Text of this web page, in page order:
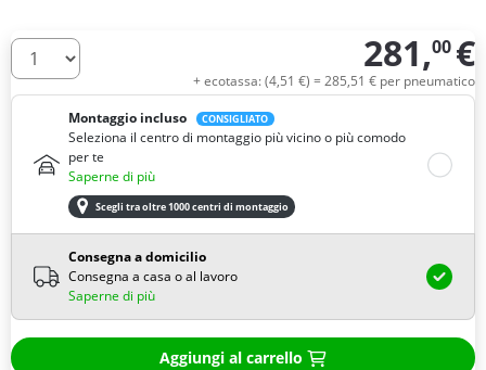
Quantità 281,00 €
+ ecotassa: (4,51 €) = 285,51 € per pneumatico
Montaggio incluso
CONSIGLIATO
Seleziona il centro di montaggio più vicino o più comodo
per te
Saperne di più
Scegli tra oltre 1000 centri di montaggio
Consegna a domicilio
Consegna a casa o al lavoro
Saperne di più
Aggiungi al carrello